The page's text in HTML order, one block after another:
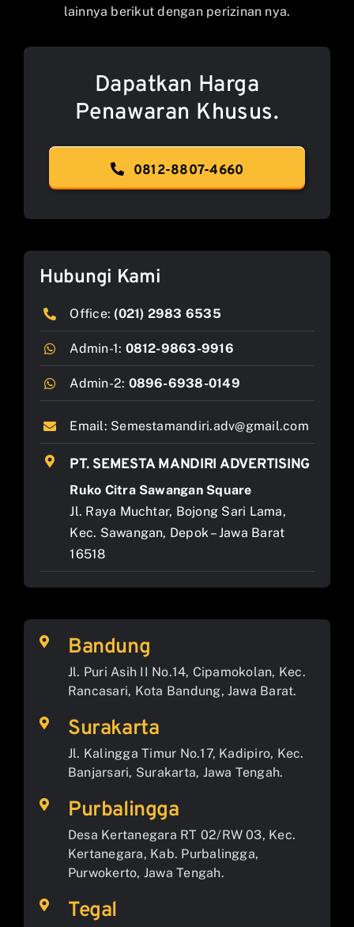
lainnya berikut dengan perizinan nya.
Dapatkan Harga
Penawaran Khusus.
0812-8807-4660
Hubungi Kami
Office: (021) 2983 6535
Admin-1: 0812-9863-9916
Admin-2: 0896-6938-0149
Email: Semestamandiri.adv@gmail.com
PT. SEMESTA MANDIRI ADVERTISING
Ruko Citra Sawangan Square
Jl. Raya Muchtar, Bojong Sari Lama,
Kec. Sawangan, Depok – Jawa Barat
16518
Bandung
Jl. Puri Asih II No.14, Cipamokolan, Kec.
Rancasari, Kota Bandung, Jawa Barat.
Surakarta
Jl. Kalingga Timur No.17, Kadipiro, Kec.
Banjarsari, Surakarta, Jawa Tengah.
Purbalingga
Desa Kertanegara RT 02/RW 03, Kec.
Kertanegara, Kab. Purbalingga,
Purwokerto, Jawa Tengah.
Tegal